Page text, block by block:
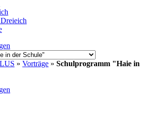
» Vorträge » Schulprogramm "Haie in